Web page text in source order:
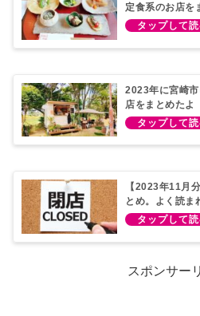
定食系のお店を
2023年に宮崎
店をまとめたよ
【2023年11月
とめ。よく読ま
スポンサー